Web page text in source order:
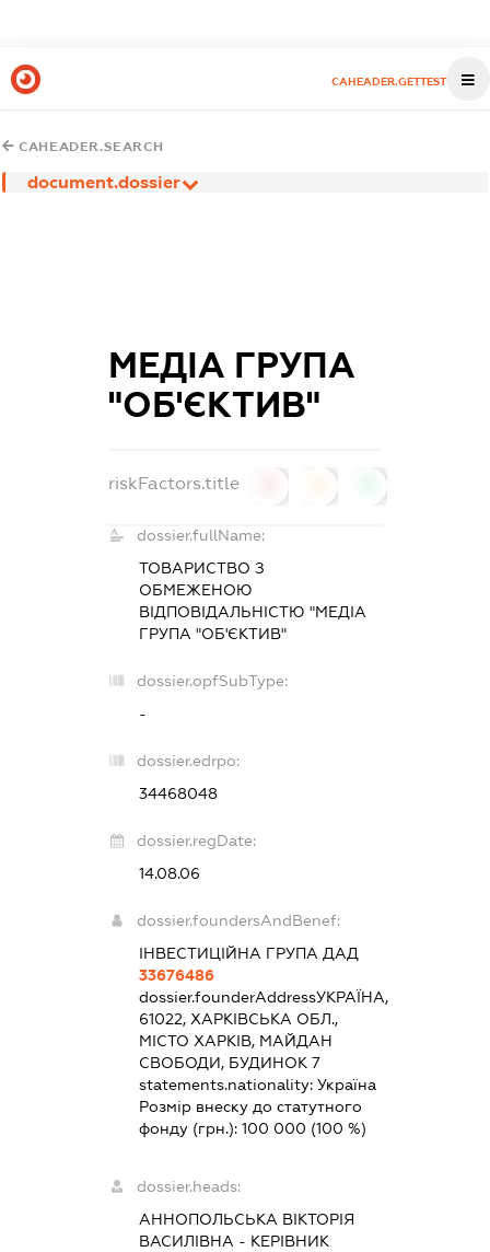
CAHEADER.GETTEST
CAHEADER.SEARCH
document.dossier
МЕДІА ГРУПА
"ОБ'ЄКТИВ"
riskFactors.title
dossier.fullName:
ТОВАРИСТВО З
ОБМЕЖЕНОЮ
ВІДПОВІДАЛЬНІСТЮ "МЕДІА
ГРУПА "ОБ'ЄКТИВ"
dossier.opfSubType:
-
dossier.edrpo:
34468048
dossier.regDate:
14.08.06
dossier.foundersAndBenef:
ІНВЕСТИЦІЙНА ГРУПА ДАД
33676486
dossier.founderAddressУКРАЇНА,
61022, ХАРКІВСЬКА ОБЛ.,
МІСТО ХАРКІВ, МАЙДАН
СВОБОДИ, БУДИНОК 7
statements.nationality: Україна
Розмір внеску до статутного
фонду (грн.): 100 000 (100 %)
dossier.heads:
АННОПОЛЬСЬКА ВІКТОРІЯ
ВАСИЛІВНА - КЕРІВНИК